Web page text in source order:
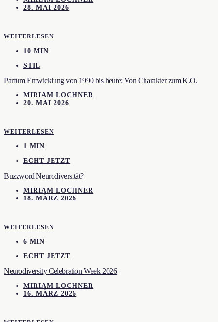
28. MAI 2026
WEITERLESEN
10 MIN
STIL
Parfum Entwicklung von 1990 bis heute: Von Charakter zum K.O.
MIRIAM LOCHNER
20. MAI 2026
WEITERLESEN
1 MIN
ECHT JETZT
Buzzword Neurodiversität?
MIRIAM LOCHNER
18. MÄRZ 2026
WEITERLESEN
6 MIN
ECHT JETZT
Neurodiversity Celebration Week 2026
MIRIAM LOCHNER
16. MÄRZ 2026